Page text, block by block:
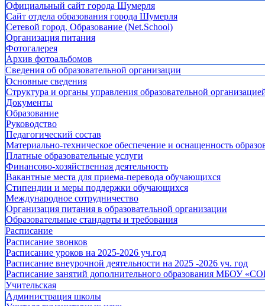
Официальный сайт города Шумерля
Сайт отдела образования города Шумерля
Сетевой город. Образование (Net.School)
Организация питания
Фотогалерея
Архив фотоальбомов
Сведения об образовательной организации
Основные сведения
Структура и органы управления образовательной
Документы
Образование
Руководство
Педагогический состав
Материально-техническое обеспечение и оснащенность
Платные образовательные услуги
Финансово-хозяйственная деятельность
Вакантные места для приема-перевода обучающихся
Стипендии и меры поддержки обучающихся
Международное сотрудничество
Организация питания в образовательной организации
Образовательные стандарты и требования
Расписание
Расписание звонков
Расписание уроков на 2025-2026 уч.год
Расписание внеурочной деятельности на 2025 -2026 уч. год
Расписание занятий дополнительного образования МБОУ
Учительская
Администрация школы